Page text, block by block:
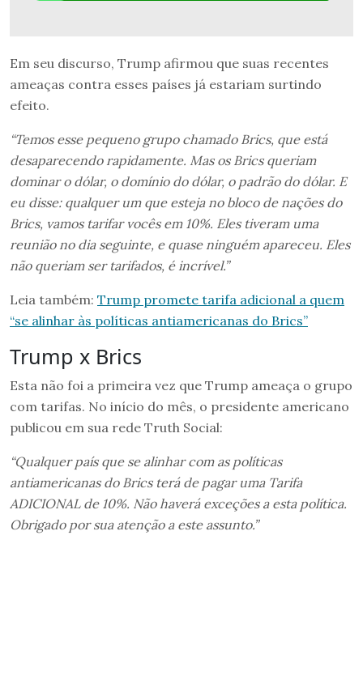
Em seu discurso, Trump afirmou que suas recentes
ameaças contra esses países já estariam surtindo
efeito.
“Temos esse pequeno grupo chamado Brics, que está
desaparecendo rapidamente. Mas os Brics queriam
dominar o dólar, o domínio do dólar, o padrão do dólar. E
eu disse: qualquer um que esteja no bloco de nações do
Brics, vamos tarifar vocês em 10%. Eles tiveram uma
reunião no dia seguinte, e quase ninguém apareceu. Eles
não queriam ser tarifados, é incrível.”
Leia também: Trump promete tarifa adicional a quem
“se alinhar às políticas antiamericanas do Brics”
Trump x Brics
Esta não foi a primeira vez que Trump ameaça o grupo
com tarifas. No início do mês, o presidente americano
publicou em sua rede Truth Social:
“Qualquer país que se alinhar com as políticas
antiamericanas do Brics terá de pagar uma Tarifa
ADICIONAL de 10%. Não haverá exceções a esta política.
Obrigado por sua atenção a este assunto.”